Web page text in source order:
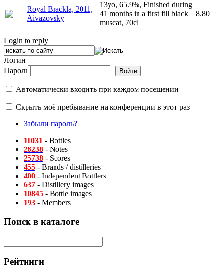
Royal Brackla, 2011,
Aivazovsky
13yo, 65.9%, Finished during
41 months in a first fill black
muscat, 70cl
8.80
Login to reply
Логин
Пароль
Автоматически входить при каждом посещении
Скрыть моё пребывание на конференции в этот раз
Забыли пароль?
11031 - Bottles
26238 - Notes
25738 - Scores
455 - Brands / distilleries
400 - Independent Bottlers
637 - Distillery images
10845 - Bottle images
193 - Members
Поиск в каталоге
Рейтинги